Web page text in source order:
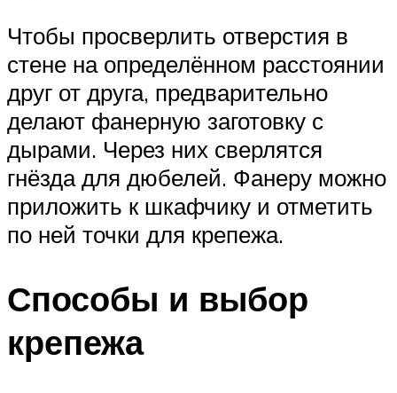
Чтобы просверлить отверстия в
стене на определённом расстоянии
друг от друга, предварительно
делают фанерную заготовку с
дырами. Через них сверлятся
гнёзда для дюбелей. Фанеру можно
приложить к шкафчику и отметить
по ней точки для крепежа.
Способы и выбор
крепежа